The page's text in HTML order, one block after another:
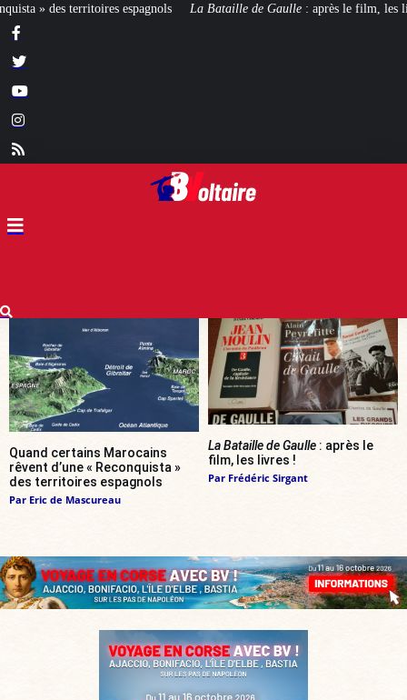
Bataille de Gaulle: après le film, les livres ! [CINÉMA]De la Comédie-
Quand certains Marocains
rêvent d’une « Reconquista »
des territoires espagnols
Par Eric de Mascureau
La Bataille de Gaulle : après le
film, les livres !
Par Frédéric Sirgant